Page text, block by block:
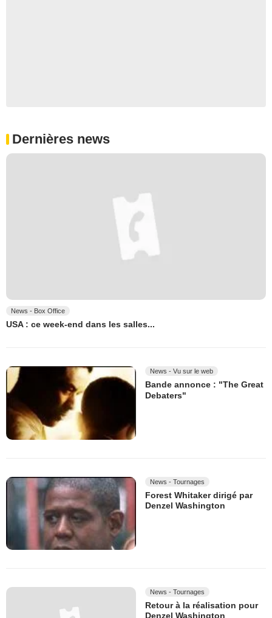
Dernières news
News - Box Office
USA : ce week-end dans les salles...
News - Vu sur le web
Bande annonce : "The Great
Debaters"
News - Tournages
Forest Whitaker dirigé par
Denzel Washington
News - Tournages
Retour à la réalisation pour
Denzel Washington